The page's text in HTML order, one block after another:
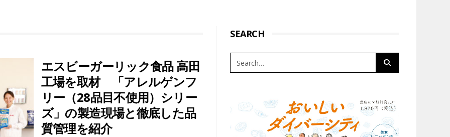
エスビーガーリック食品 高田
工場を取材 「アレルゲンフ
リー（28品目不使用）シリー
ズ」の製造現場と徹底した品
質管理を紹介
SEARCH